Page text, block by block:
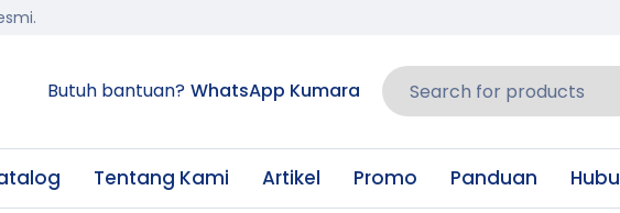
Butuh bantuan? WhatsApp Kumara
Tentang Kami Artikel Promo Panduan